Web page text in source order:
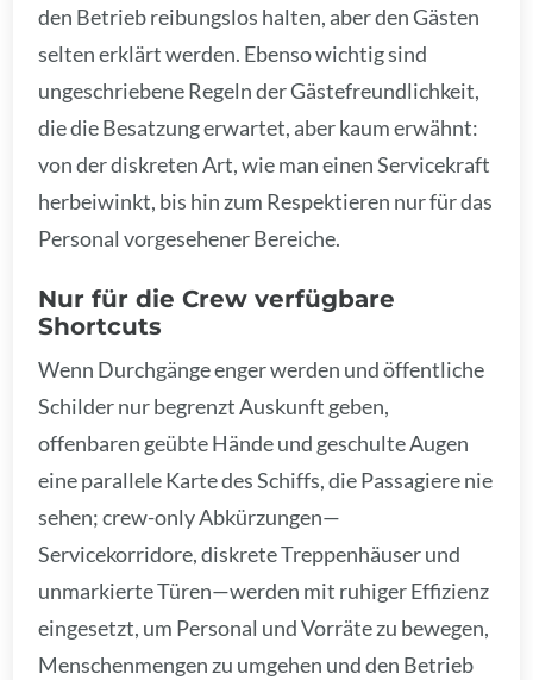
den Betrieb reibungslos halten, aber den Gästen
selten erklärt werden. Ebenso wichtig sind
ungeschriebene Regeln der Gästefreundlichkeit,
die die Besatzung erwartet, aber kaum erwähnt:
von der diskreten Art, wie man einen Servicekraft
herbeiwinkt, bis hin zum Respektieren nur für das
Personal vorgesehener Bereiche.
Nur für die Crew verfügbare
Shortcuts
Wenn Durchgänge enger werden und öffentliche
Schilder nur begrenzt Auskunft geben,
offenbaren geübte Hände und geschulte Augen
eine parallele Karte des Schiffs, die Passagiere nie
sehen; crew-only Abkürzungen—
Servicekorridore, diskrete Treppenhäuser und
unmarkierte Türen—werden mit ruhiger Effizienz
eingesetzt, um Personal und Vorräte zu bewegen,
Menschenmengen zu umgehen und den Betrieb